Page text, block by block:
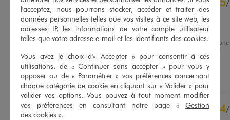
/5
avis soumis à un
contrôle
Voir tous les avis sur ce site
5étoiles
6
1
3étoiles
/
Avis vérifié et récompensé
Très bien
Avis du06/08/2026 , suite à une
par
Delphine M.
Utile(0) Signaler
4/
l'acceptez, nous pourrons stocker, accéder et traiter des
données personnelles telles que vos visites à ce site web, les
adresses IP, les informations de votre compte utilisateur
telles que votre adresse e-mail et les identifiants des cookies.
Vous avez le choix d'« Accepter » pour consentir à ces
utilisations, de « Continuer sans accepter » pour vous y
opposer ou de « Paramétrer » vos préférences concernant
chaque catégorie de cookie en cliquant sur « Valider » pour
valider vos options. Vous pouvez à tout moment modifier
vos préférences en consultant notre page « Gestion
des cookies ».